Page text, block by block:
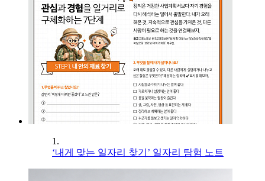
1.
‘내게 맞는 일자리 찾기’ 일자리 탐험 노트